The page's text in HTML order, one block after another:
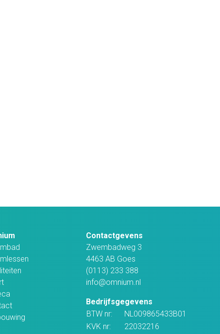
Contactgevens
Zwembadweg 3
4463 AB Goes
(0113) 233 388
info@omnium.nl
Bedrijfsgegevens
BTW nr:
NL009865433B01
KVK nr:
22032216